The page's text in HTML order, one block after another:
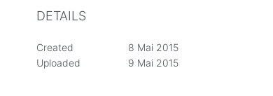
DETAILS
Created
8 Mai 2015
Uploaded
9 Mai 2015